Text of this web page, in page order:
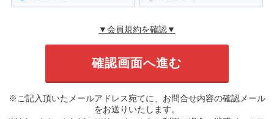
▼会員規約を確認▼
※ご記入頂いたメールアドレス宛てに、お問合せ内容の確認メール
をお送りいたします。